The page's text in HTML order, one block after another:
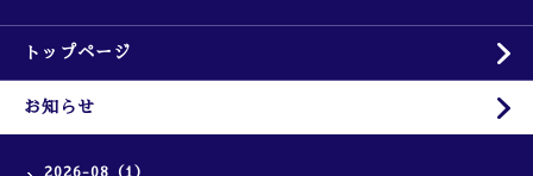
トップページ
お知らせ
2026-08（1）